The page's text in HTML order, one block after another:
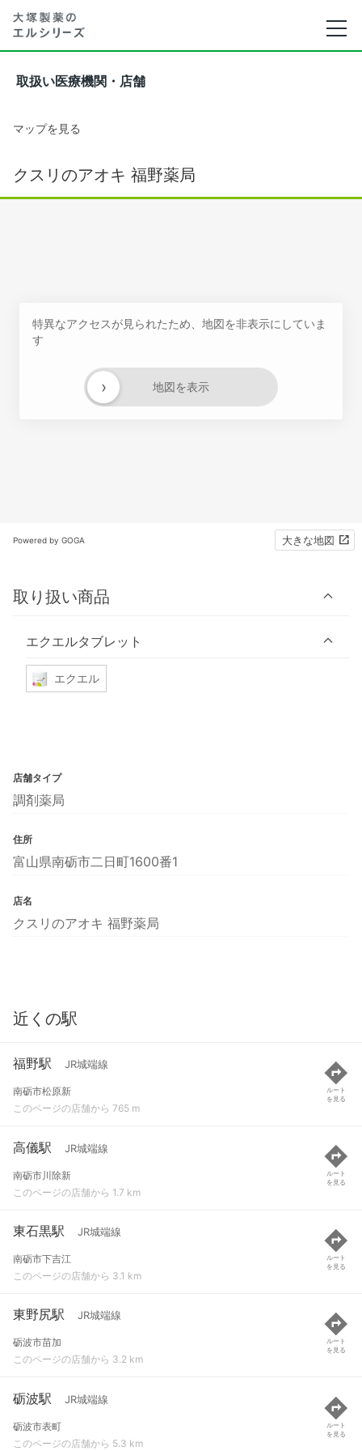
取扱い医療機関・店舗
マップを見る
クスリのアオキ 福野薬局
特異なアクセスが見られたため、地図を非表示にしていま
す
地図を表示
›
Powered by GOGA 大きな地図
取り扱い商品
エクエルタブレット
エクエル
店舗タイプ
調剤薬局
住所
富山県南砺市二日町1600番1
店名
クスリのアオキ 福野薬局
近くの駅
福野駅 JR城端線
南砺市松原新
このページの店舗から 765 m
ルート
を見る
高儀駅 JR城端線
南砺市川除新
このページの店舗から 1.7 km
ルート
を見る
東石黒駅 JR城端線
南砺市下吉江
このページの店舗から 3.1 km
ルート
を見る
東野尻駅 JR城端線
砺波市苗加
このページの店舗から 3.2 km
ルート
を見る
砺波駅 JR城端線
砺波市表町
このページの店舗から 5.3 km
ルート
を見る